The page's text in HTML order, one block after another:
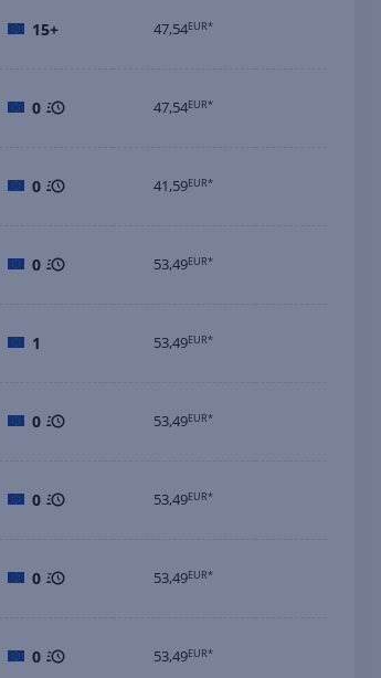
15+ 47,54EUR*
0 47,54EUR*
0 41,59EUR*
0 53,49EUR*
1 53,49EUR*
0 53,49EUR*
0 53,49EUR*
0 53,49EUR*
0 53,49EUR*